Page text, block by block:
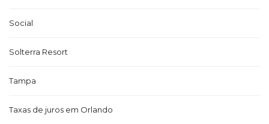
Social
Solterra Resort
Tampa
Taxas de juros em Orlando